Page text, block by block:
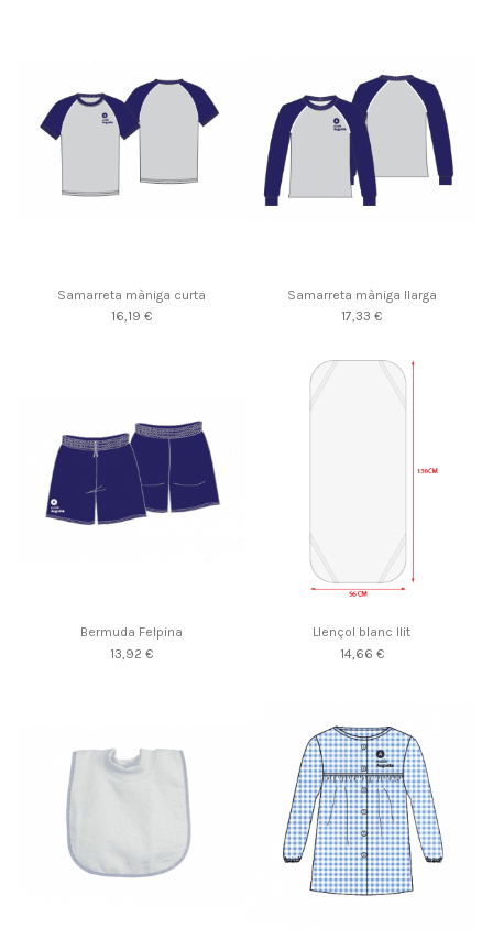
Samarreta màniga curta
16,19 €
Samarreta màniga llarga
17,33 €
Bermuda Felpina
13,92 €
Llençol blanc llit
14,66 €